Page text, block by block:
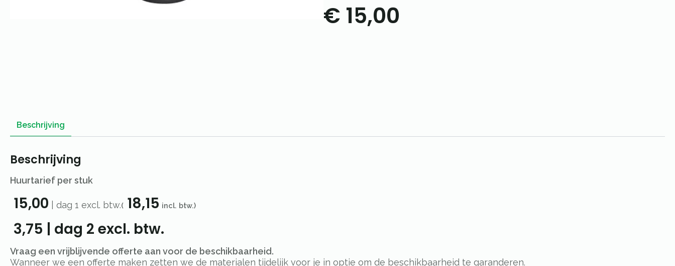
€ 15,00
Beschrijving
Beschrijving
Huurtarief per stuk
15,00 dag 1 excl. btw.( 18,15 incl. btw.)
3,75 | dag 2 excl. btw.
Vraag een vrijblijvende offerte aan voor de beschikbaarheid.
Wanneer we een offerte maken zetten we de materialen tijdelijk voor je in optie om de beschikbaarheid te garanderen.